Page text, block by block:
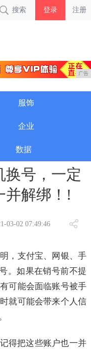
搜索 登录 注册
广告
服饰
企业
数据
换号，一定
并解绑！!
03-02 07:49:46
，支付宝、网银、手
。如果在销号前不提
可能会面临账号被手
就可能会带来个人信